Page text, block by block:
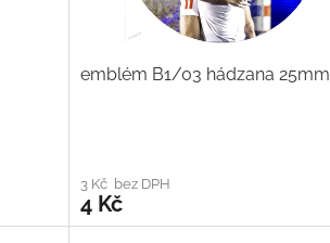
emblém B1/03 hádzana 25mm
3 Kč bez DPH
4 Kč